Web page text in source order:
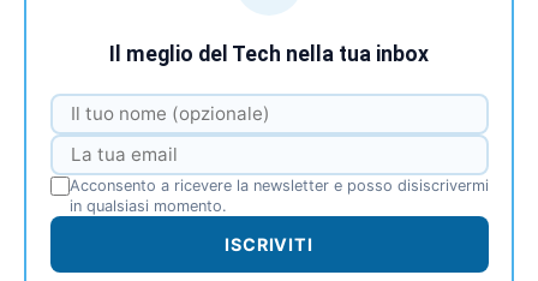
Il meglio del Tech nella tua inbox
Acconsento a ricevere la newsletter e posso disiscrivermi
in qualsiasi momento.
ISCRIVITI